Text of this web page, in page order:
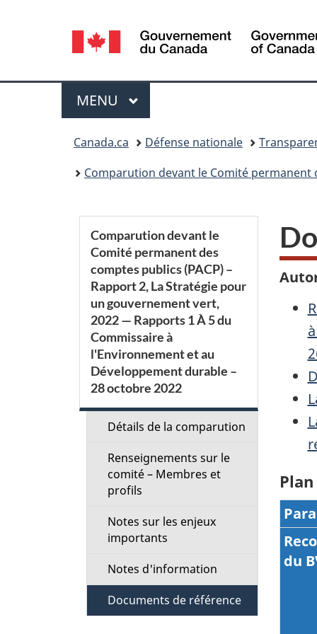
Sélection
de
la
langue
Menu
MENU PRINCIPAL
Canada.ca Défense nationale
Comparution devant le Comité permanent des comptes publics
Para
du
Comparution devant le
Comité permanent des
comptes publics (PACP) –
Rapport 2, La Stratégie pour
un gouvernement vert,
2022 — Rapports 1 À 5 du
Commissaire à
l'Environnement et au
Développement durable –
28 octobre 2022
Détails de la comparution
Renseignements sur le
comité – Membres et
profils
Notes sur les enjeux
importants
Notes d'information
Documents de référence